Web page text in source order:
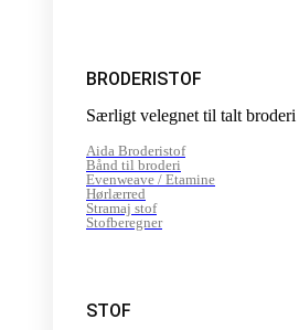
BRODERISTOF
Særligt velegnet til talt broderi
Aida Broderistof
Bånd til broderi
Evenweave / Etamine
Hørlærred
Stramaj stof
Stofberegner
STOF